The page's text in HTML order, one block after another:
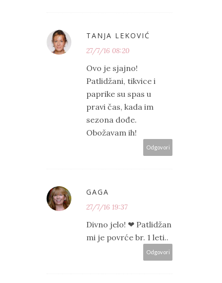
TANJA LEKOVIĆ
27/7/16 08:20
Ovo je sjajno!
Patlidžani, tikvice i
paprike su spas u
pravi čas, kada im
sezona dođe.
Obožavam ih!
Odgovori
GAGA
27/7/16 19:37
Divno jelo! ❤ Patlidžan
mi je povrće br. 1 leti..
Odgovori